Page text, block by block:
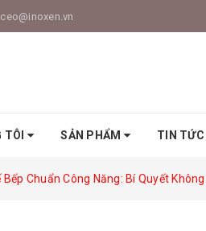
ceo@inoxen.vn
TÔI SẢN PHẨM TIN TỨC
Bếp Chuẩn Công Năng: Bí Quyết